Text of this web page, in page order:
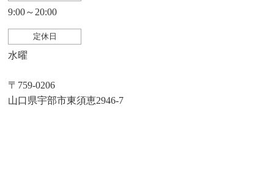
9:00～20:00
定休日
水曜
〒759-0206
山口県宇部市東須恵2946-7